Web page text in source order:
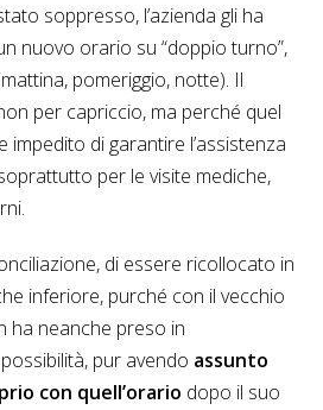
soppresso, l’azienda gli ha
nuovo orario su “doppio turno”,
pomeriggio, notte). Il
per capriccio, ma perché quel
di garantire l’assistenza
per le visite mediche,
di essere ricollocato in
inferiore, purché con il vecchio
ha neanche preso in
pur avendo assunto
con quell’orario dopo il suo